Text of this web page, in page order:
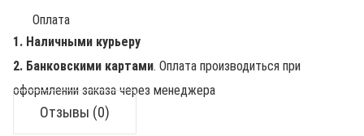
Оплата
1. Наличными курьеру
2. Банковскими картами. Оплата производиться при
оформлении заказа через менеджера
Отзывы (0)